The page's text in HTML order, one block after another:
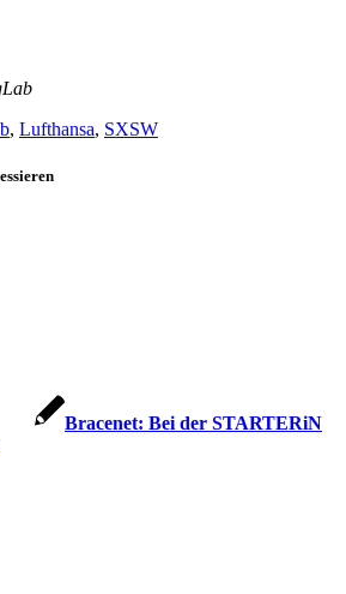
, Lufthansa, SXSW
Bracenet: Bei der STARTERiN